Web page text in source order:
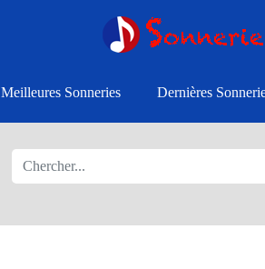
Meilleures Sonneries Dernières